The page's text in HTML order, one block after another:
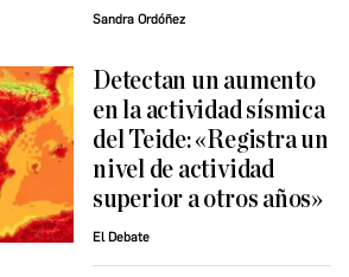
Sandra Ordóñez
Detectan un aumento
en la actividad sísmica
del Teide: «Registra un
nivel de actividad
superior a otros años»
El Debate